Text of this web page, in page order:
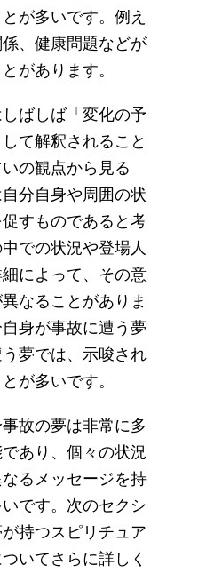
が多いです。例え
、健康問題などが
があります。
ばしば「変化の予
て解釈されること
の観点から見る
分自身や周囲の状
すものであると考
での状況や登場人
によって、その意
なることがありま
身が事故に遭う夢
夢では、示唆され
が多いです。
故の夢は非常に多
あり、個々の状況
るメッセージを持
です。次のセクシ
持つスピリチュア
いてさらに詳しく